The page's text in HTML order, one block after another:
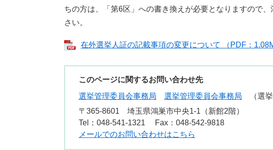
ちの方は、「第6区」への書き換えが必要となりますので
さい。
在外選挙人証の記載事項の変更について （PDF：
このページに関するお問い合わせ先
選挙管理委員会事務局
選挙管理委員会事務局
選
〒365-8601
埼玉県鴻巣市中央1-1（新館2階）
Tel：048-541-1321
Fax：048-542-9818
メールでのお問い合わせはこちら